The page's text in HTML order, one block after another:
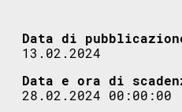
Data di
13.02.2024
Data e ora di
28.02.2024 00:00:00